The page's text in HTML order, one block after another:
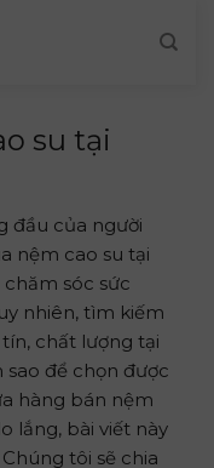
su tại
đầu của người
nệm cao su tại
sóc sức
nhiên, tìm kiếm
chất lượng tại
sao để chọn được
hàng bán nệm
lắng, bài viết này
tôi sẽ chia